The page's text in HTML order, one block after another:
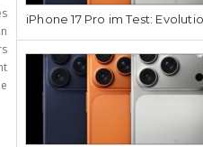
iPhone 17 Pro im Test: